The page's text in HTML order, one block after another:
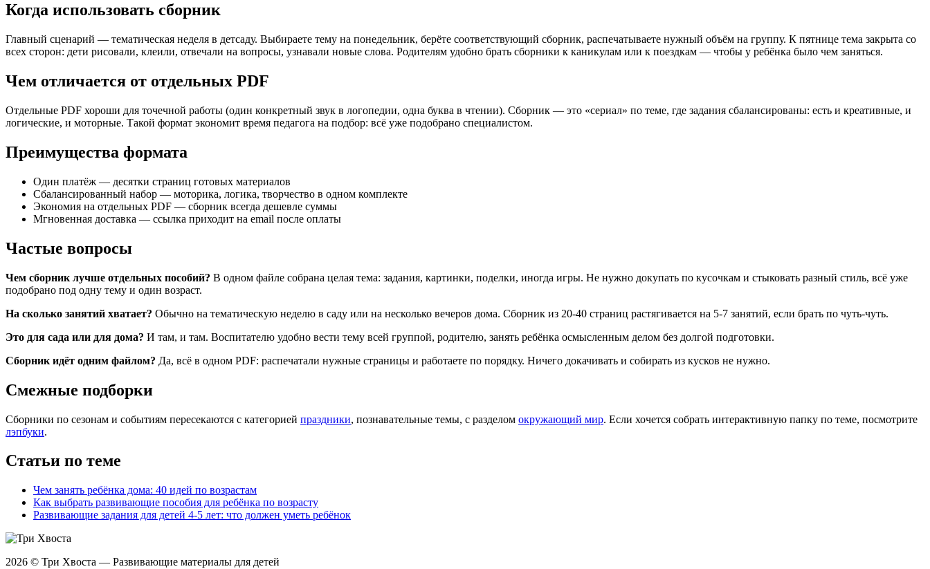
Прилипай
Новый год / Рождественский Адвент / новогодние шаб
Новый год / снежная королева / новогоднее творчест
Творческая весна
Удивительный лес
Шеф повар
Комплект «Международный день Земли»
Комплект «1 мая — Праздник Весны и Труда»
Комплект «Международный день матери»
Комплект «Международный день семьи»
Комплект «Весна в детском саду»
Комплект «Лето без скуки»
Комплект «Всё к 12 июня»
Когда использовать сборник
Главный сценарий — тематическая неделя в детсаду. Выбираете тему на понедельник, берёте соответствующий сборник, распечатываете нужный объём на группу. К пятнице тема закрыта со
всех сторон: дети рисовали, клеили, отвечали на вопросы, узнавали новые слова. Родителям удобно брать сборники к каникулам или к поездкам — чтобы у ребёнка было чем заняться.
Чем отличается от отдельных PDF
Отдельные PDF хороши для точечной работы (один конкретный звук в логопедии, одна буква в чтении). Сборник — это «сериал» по теме, где задания сбалансированы: есть и креативные, и
логические, и моторные. Такой формат экономит время педагога на подбор: всё уже подобрано специалистом.
Преимущества формата
Один платёж — десятки страниц готовых материалов
Сбалансированный набор — моторика, логика, творчество в одном комплекте
Экономия на отдельных PDF — сборник всегда дешевле суммы
Мгновенная доставка — ссылка приходит на email после оплаты
Частые вопросы
Чем сборник лучше отдельных пособий? В одном файле собрана целая тема: задания, картинки, поделки, иногда игры. Не нужно докупать по кусочкам и стыковать разный стиль, всё уже
подобрано под одну тему и один возраст.
На сколько занятий хватает? Обычно на тематическую неделю в саду или на несколько вечеров дома. Сборник из 20-40 страниц растягивается на 5-7 занятий, если брать по чуть-чуть.
Это для сада или для дома? И там, и там. Воспитателю удобно вести тему всей группой, родителю, занять ребёнка осмысленным делом без долгой подготовки.
Сборник идёт одним файлом? Да, всё в одном PDF: распечатали нужные страницы и работаете по порядку. Ничего докачивать и собирать из кусков не нужно.
Смежные подборки
Сборники по сезонам и событиям пересекаются с категорией праздники, познавательные темы, с разделом окружающий мир. Если хочется собрать интерактивную папку по теме, посмотрите
лэпбуки.
Статьи по теме
Чем занять ребёнка дома: 40 идей по возрастам
Как выбрать развивающие пособия для ребёнка по возрасту
Развивающие задания для детей 4-5 лет: что должен уметь ребёнок
2026 © Три Хвоста — Развивающие материалы для детей